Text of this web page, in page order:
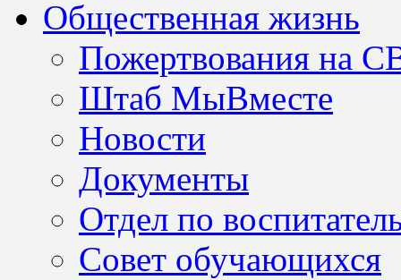
Общественная жизнь
Пожертвования на
Штаб МыВместе
Новости
Документы
Отдел по
Совет обучающихся